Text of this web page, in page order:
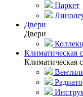
Паркет
Двери
Двери
Климатическая
Климатическая